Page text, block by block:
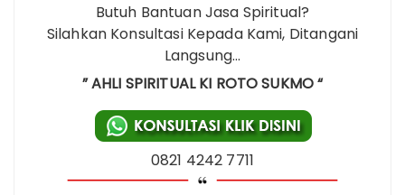
Butuh Bantuan Jasa Spiritual?
Silahkan Konsultasi Kepada Kami, Ditangani
Langsung…
” AHLI SPIRITUAL KI ROTO SUKMO “
0821 4242 7711